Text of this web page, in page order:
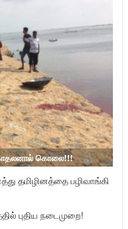
கொலை!!!
தமிழினத்தை பழிவாங்கி
புதிய நடைமுறை!